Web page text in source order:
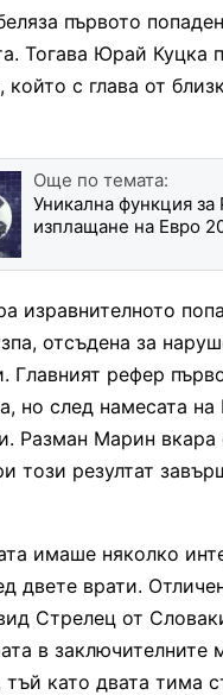
първото
Тогава Юрай Куцка
с глава от
Още по темата:
Уникална функция за
изплащане на Евро
изравнителното
отсъдена за
Главният рефер
но след намесата
Разман Марин вкара
този резултат
имаше няколко
двете врати.
Стрелец от
в заключителните
тъй като двата тима